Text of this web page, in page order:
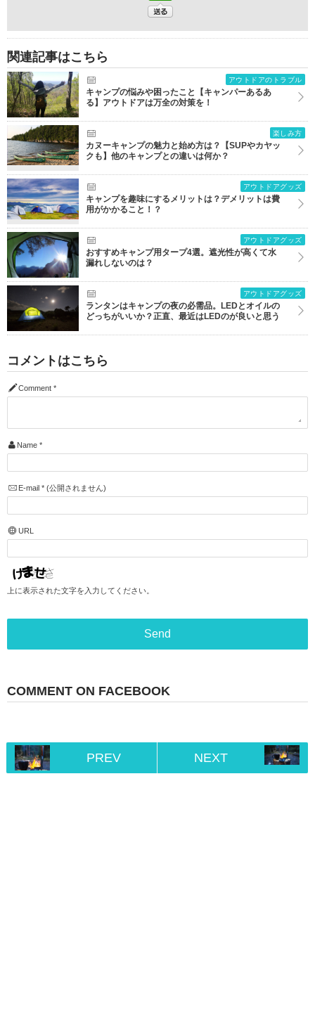
関連記事はこちら
アウトドアのトラブル
キャンプの悩みや困ったこと【キャンパーあるあ
る】アウトドアは万全の対策を！
楽しみ方
カヌーキャンプの魅力と始め方は？【SUPやカヤッ
クも】他のキャンプとの違いは何か？
アウトドアグッズ
キャンプを趣味にするメリットは？デメリットは費
用がかかること！？
アウトドアグッズ
おすすめキャンプ用タープ4選。遮光性が高くて水
漏れしないのは？
アウトドアグッズ
ランタンはキャンプの夜の必需品。LEDとオイルの
どっちがいいか？正直、最近はLEDのが良いと思う
コメントはこちら
Comment *
Name *
E-mail *(公開されません)
URL
上に表示された文字を入力してください。
COMMENT ON FACEBOOK
PREV NEXT